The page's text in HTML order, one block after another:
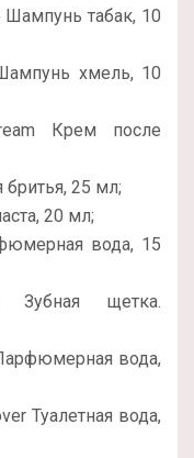
Шампунь табак, 10
хмель, 10
Крем после
бритья, 25 мл;
20 мл;
вода, 15
Зубная щетка.
вода,
Туалетная вода,